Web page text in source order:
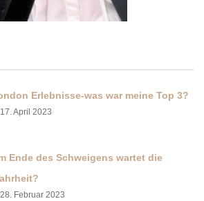
Erlebnisse-was war meine Top 3?
17. April 2023
Ende des Schweigens wartet die
28. Februar 2023